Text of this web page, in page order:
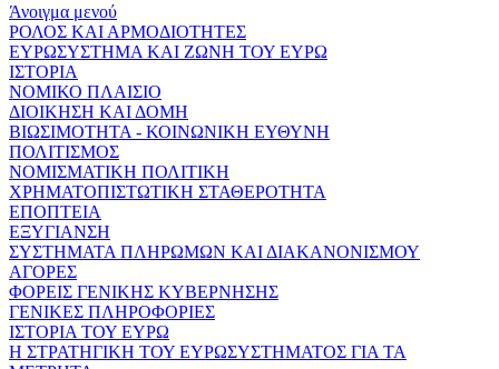
Άνοιγμα μενού
ΡΟΛΟΣ ΚΑΙ ΑΡΜΟΔΙΟΤΗΤΕΣ
ΕΥΡΩΣΥΣΤΗΜΑ ΚΑΙ ΖΩΝΗ ΤΟΥ ΕΥΡΩ
ΙΣΤΟΡΙΑ
ΝΟΜΙΚΟ ΠΛΑΙΣΙΟ
ΔΙΟΙΚΗΣΗ ΚΑΙ ΔΟΜΗ
ΒΙΩΣΙΜΟΤΗΤΑ - ΚΟΙΝΩΝΙΚΗ ΕΥΘΥΝΗ
ΠΟΛΙΤΙΣΜΟΣ
ΝΟΜΙΣΜΑΤΙΚΗ ΠΟΛΙΤΙΚΗ
ΧΡΗΜΑΤΟΠΙΣΤΩΤΙΚΗ ΣΤΑΘΕΡΟΤΗΤΑ
ΕΠΟΠΤΕΙΑ
ΕΞΥΓΙΑΝΣΗ
ΣΥΣΤΗΜΑΤΑ ΠΛΗΡΩΜΩΝ ΚΑΙ ΔΙΑΚΑΝΟΝΙΣΜΟΥ
ΑΓΟΡΕΣ
ΦΟΡΕΙΣ ΓΕΝΙΚΗΣ ΚΥΒΕΡΝΗΣΗΣ
ΓΕΝΙΚΕΣ ΠΛΗΡΟΦΟΡΙΕΣ
ΙΣΤΟΡΙΑ ΤΟΥ ΕΥΡΩ
Η ΣΤΡΑΤΗΓΙΚΗ ΤΟΥ ΕΥΡΩΣΥΣΤΗΜΑΤΟΣ ΓΙΑ ΤΑ